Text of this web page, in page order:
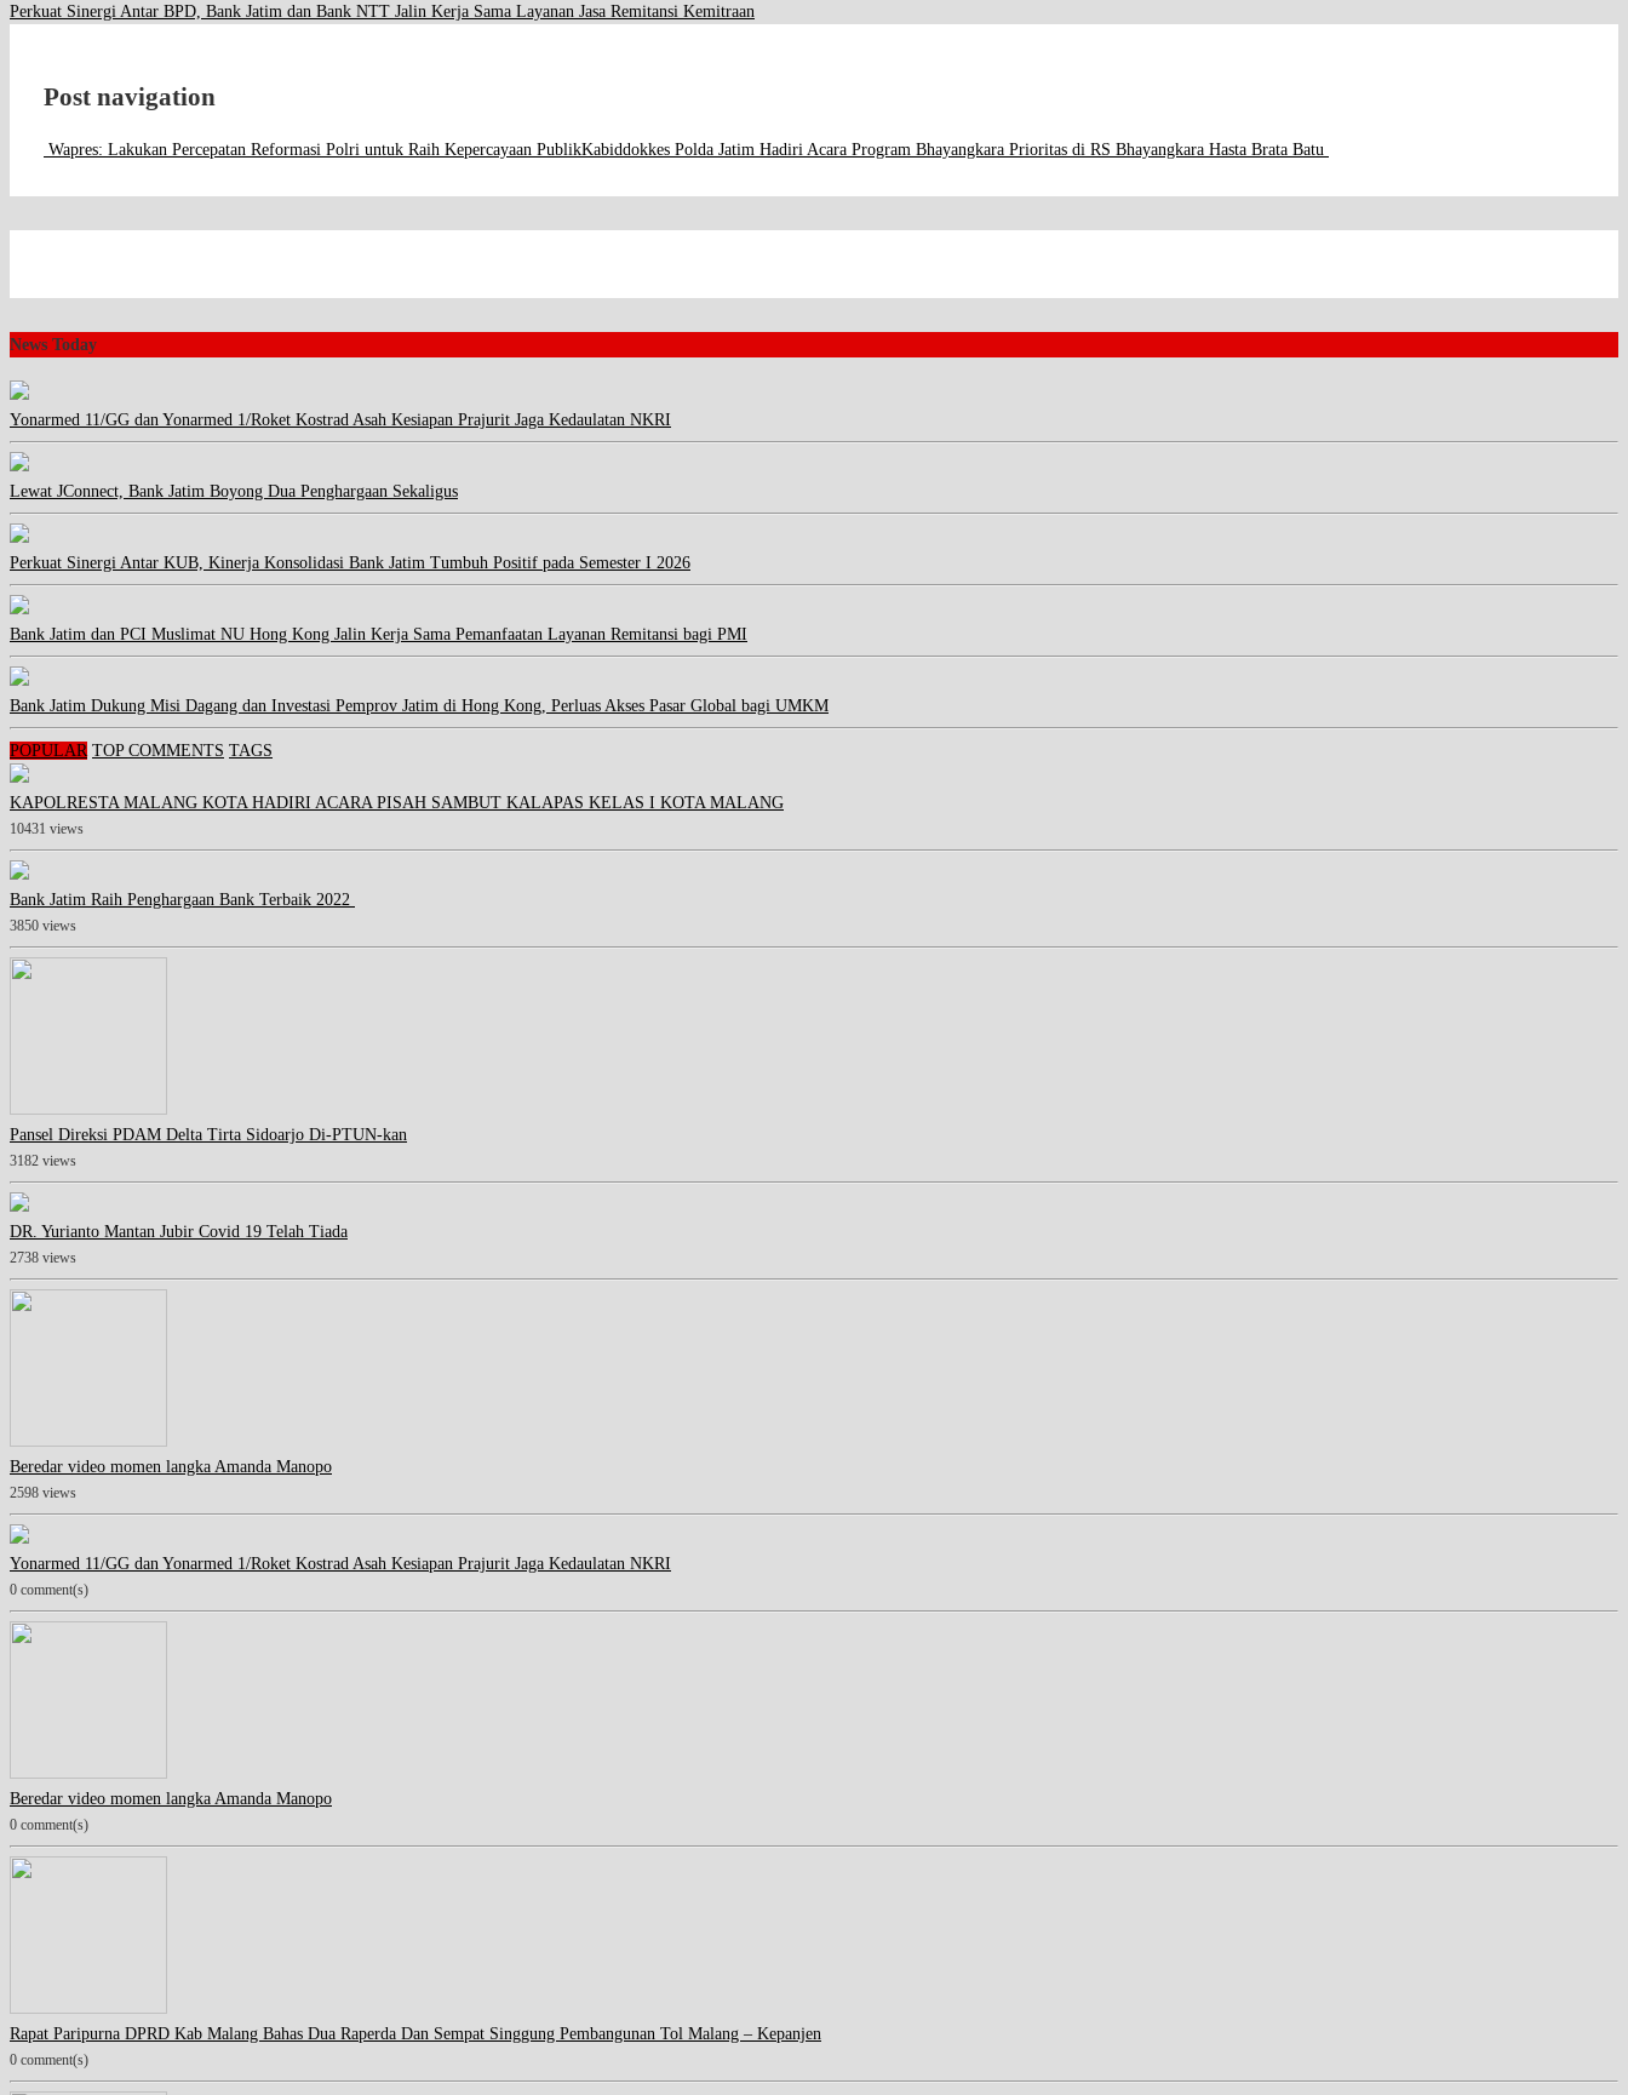
Perkuat Sinergi Antar BPD, Bank Jatim dan Bank NTT Jalin Kerja Sama Layanan Jasa Remitansi Kemitraan
Post navigation
Wapres: Lakukan Percepatan Reformasi Polri untuk Raih Kepercayaan PublikKabiddokkes Polda Jatim Hadiri Acara Program Bhayangkara Prioritas di RS Bhayangkara Hasta Brata Batu
News Today
Yonarmed 11/GG dan Yonarmed 1/Roket Kostrad Asah Kesiapan Prajurit Jaga Kedaulatan NKRI
Lewat JConnect, Bank Jatim Boyong Dua Penghargaan Sekaligus
Perkuat Sinergi Antar KUB, Kinerja Konsolidasi Bank Jatim Tumbuh Positif pada Semester I 2026
Bank Jatim dan PCI Muslimat NU Hong Kong Jalin Kerja Sama Pemanfaatan Layanan Remitansi bagi PMI
Bank Jatim Dukung Misi Dagang dan Investasi Pemprov Jatim di Hong Kong, Perluas Akses Pasar Global bagi UMKM
POPULAR TOP COMMENTS TAGS
KAPOLRESTA MALANG KOTA HADIRI ACARA PISAH SAMBUT KALAPAS KELAS I KOTA MALANG
10431 views
Bank Jatim Raih Penghargaan Bank Terbaik 2022
3850 views
Pansel Direksi PDAM Delta Tirta Sidoarjo Di-PTUN-kan
3182 views
DR. Yurianto Mantan Jubir Covid 19 Telah Tiada
2738 views
Beredar video momen langka Amanda Manopo
2598 views
Yonarmed 11/GG dan Yonarmed 1/Roket Kostrad Asah Kesiapan Prajurit Jaga Kedaulatan NKRI
0 comment(s)
Beredar video momen langka Amanda Manopo
0 comment(s)
Rapat Paripurna DPRD Kab Malang Bahas Dua Raperda Dan Sempat Singgung Pembangunan Tol Malang – Kepanjen
0 comment(s)